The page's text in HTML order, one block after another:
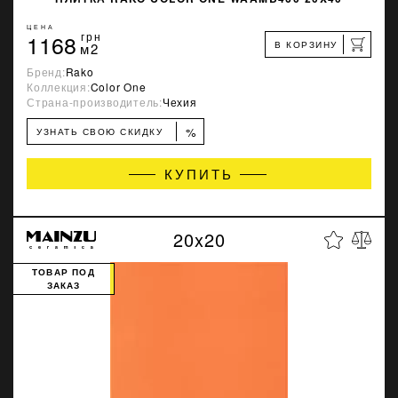
ЦЕНА
1168 грн
м2 В КОРЗИНУ
Бренд:Rako
Коллекция:Color One
Страна-производитель:Чехия
УЗНАТЬ СВОЮ СКИДКУ %
КУПИТЬ
20x20
ТОВАР ПОД
ЗАКАЗ